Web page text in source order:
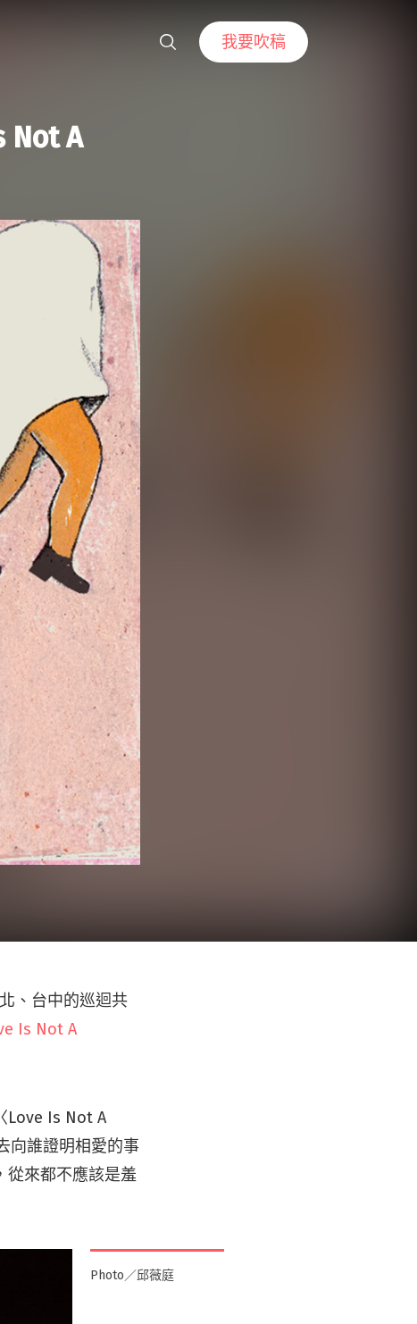
我要吹稿
Not A
、台中的巡迴共
Is Not A
Love Is Not A
向誰證明相愛的事
從來都不應該是羞
Photo／邱薇庭